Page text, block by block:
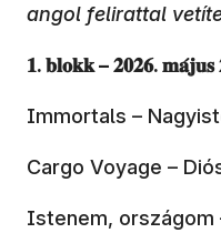
angol felirattal
𝟏. 𝐛𝐥𝐨𝐤𝐤 – 𝟐𝟎𝟐𝟔. 𝐦𝐚́𝐣𝐮𝐬
Immortals –
Cargo Voyage –
Istenem, országom